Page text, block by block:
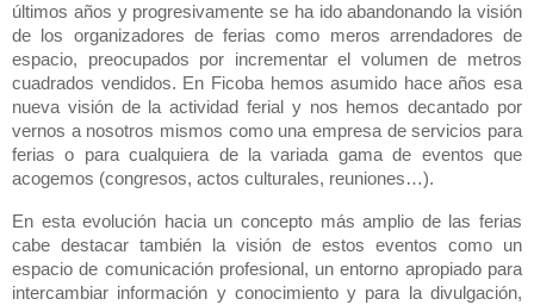
últimos años y progresivamente se ha ido abandonando la visión
de los organizadores de ferias como meros arrendadores de
espacio, preocupados por incrementar el volumen de metros
cuadrados vendidos. En Ficoba hemos asumido hace años esa
nueva visión de la actividad ferial y nos hemos decantado por
vernos a nosotros mismos como una empresa de servicios para
ferias o para cualquiera de la variada gama de eventos que
acogemos (congresos, actos culturales, reuniones…).
En esta evolución hacia un concepto más amplio de las ferias
cabe destacar también la visión de estos eventos como un
espacio de comunicación profesional, un entorno apropiado para
intercambiar información y conocimiento y para la divulgación,